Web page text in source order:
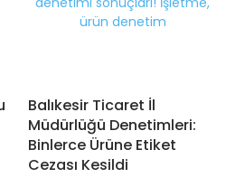
Balıkesir Ticaret İl
Müdürlüğü Denetimleri:
Binlerce Ürüne Etiket
Cezası Kesildi